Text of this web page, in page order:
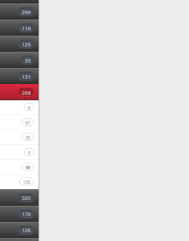
299
116
125
35
131
268
6
47
35
5
40
135
320
176
126